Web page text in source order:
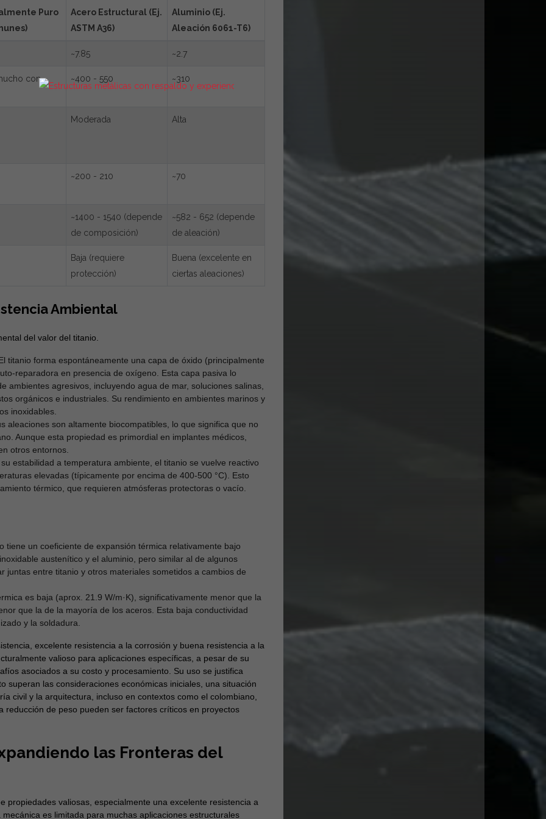
Puro
Acero Estructural (Ej.
ASTM A36)
Aluminio (Ej.
Aleación 6061-T6)
~7.85 ~2.7
con ~400 - 550 ~310
Moderada Alta
~200 - 210 ~70
~1400 - 1540 (depende
de composición)
~582 - 652 (depende
de aleación)
Baja (requiere
protección)
Buena (excelente en
ciertas aleaciones)
Ambiental
del valor del titanio.
titanio forma espontáneamente una capa de óxido (principalmente
reparadora en presencia de oxígeno. Esta capa pasiva lo
ambientes agresivos, incluyendo agua de mar, soluciones salinas,
orgánicos e industriales. Su rendimiento en ambientes marinos y
inoxidables.
aleaciones son altamente biocompatibles, lo que significa que no
Aunque esta propiedad es primordial en implantes médicos,
otros entornos.
estabilidad a temperatura ambiente, el titanio se vuelve reactivo
elevadas (típicamente por encima de 400-500 °C). Esto
térmico, que requieren atmósferas protectoras o vacío.
tiene un coeficiente de expansión térmica relativamente bajo
austenítico y el aluminio, pero similar al de algunos
juntas entre titanio y otros materiales sometidos a cambios de
es baja (aprox. 21.9 W/m·K), significativamente menor que la
que la de la mayoría de los aceros. Esta baja conductividad
y la soldadura.
excelente resistencia a la corrosión y buena resistencia a la
valioso para aplicaciones específicas, a pesar de su
asociados a su costo y procesamiento. Su uso se justifica
superan las consideraciones económicas iniciales, una situación
civil y la arquitectura, incluso en contextos como el colombiano,
de peso pueden ser factores críticos en proyectos
las Fronteras del
propiedades valiosas, especialmente una excelente resistencia a
es limitada para muchas aplicaciones estructurales